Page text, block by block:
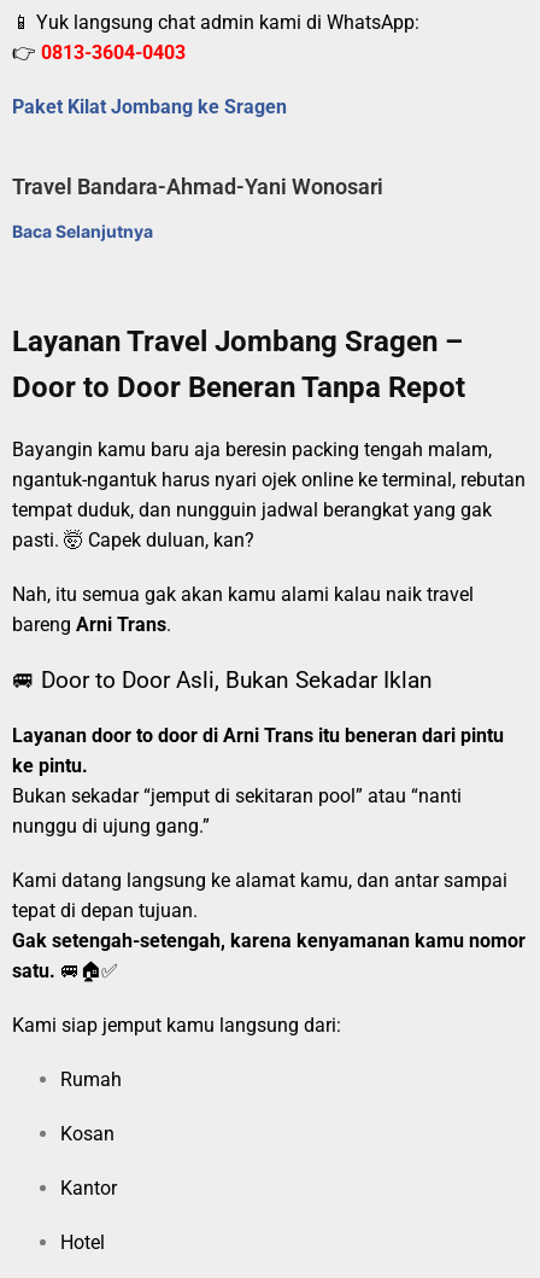
📱 Yuk langsung chat admin kami di WhatsApp:
👉 0813-3604-0403
Paket Kilat Jombang ke Sragen
Travel Bandara-Ahmad-Yani Wonosari
Baca Selanjutnya
Layanan Travel Jombang Sragen –
Door to Door Beneran Tanpa Repot
Bayangin kamu baru aja beresin packing tengah malam,
ngantuk-ngantuk harus nyari ojek online ke terminal, rebutan
tempat duduk, dan nungguin jadwal berangkat yang gak
pasti. 🤯 Capek duluan, kan?
Nah, itu semua gak akan kamu alami kalau naik travel
bareng Arni Trans.
🚐 Door to Door Asli, Bukan Sekadar Iklan
Layanan door to door di Arni Trans itu beneran dari pintu
ke pintu.
Bukan sekadar “jemput di sekitaran pool” atau “nanti
nunggu di ujung gang.”
Kami datang langsung ke alamat kamu, dan antar sampai
tepat di depan tujuan.
Gak setengah-setengah, karena kenyamanan kamu nomor
satu. 🚐🏠✅
Kami siap jemput kamu langsung dari:
Rumah
Kosan
Kantor
Hotel